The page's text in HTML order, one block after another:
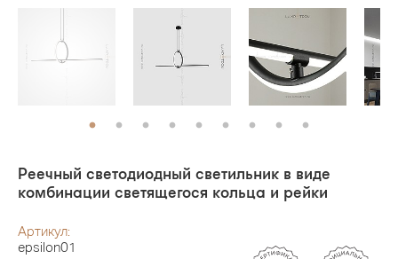
Реечный светодиодный светильник в виде
комбинации светящегося кольца и рейки
Артикул:
epsilon01